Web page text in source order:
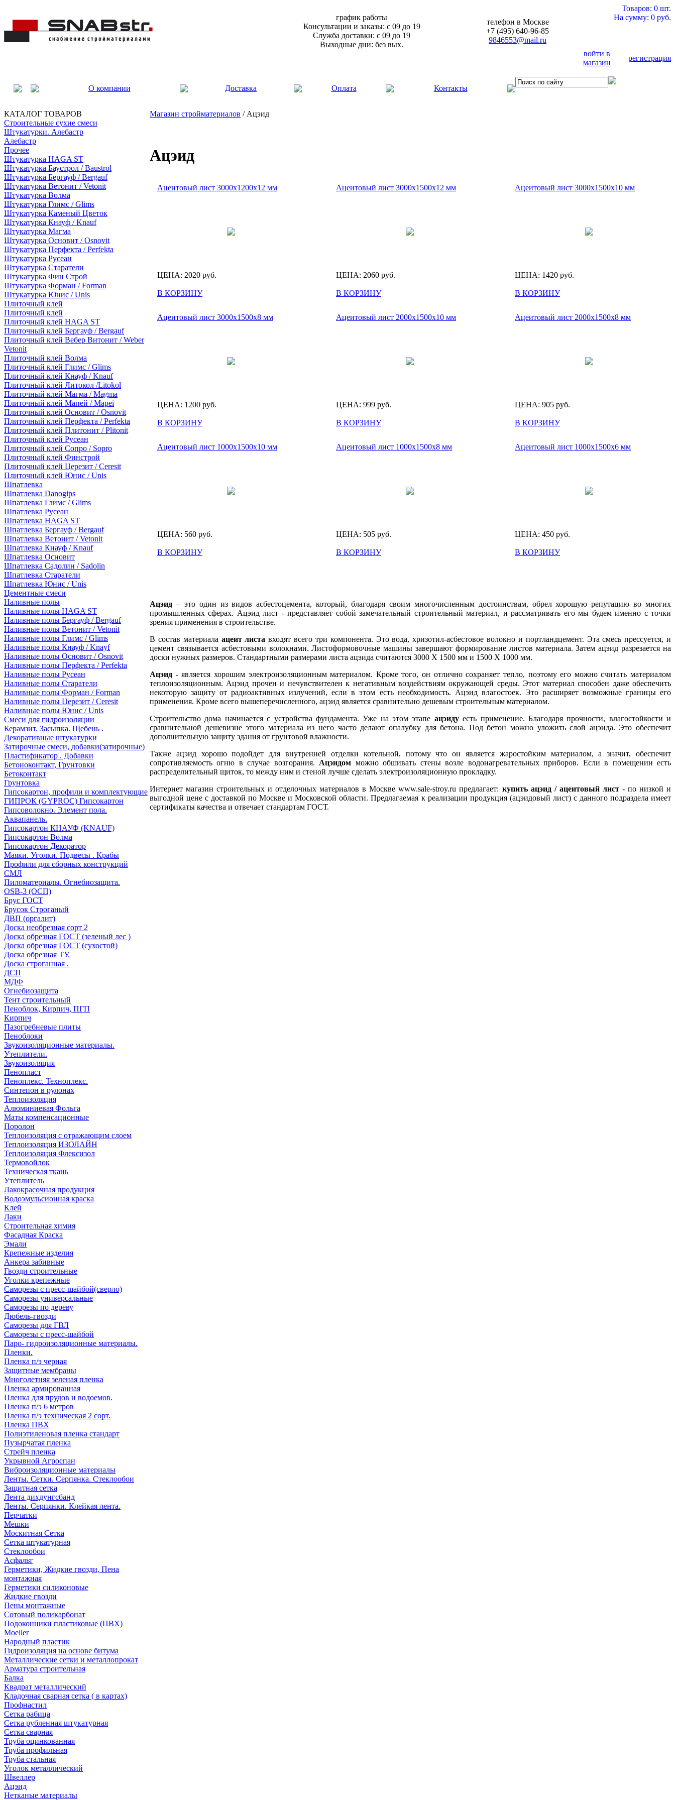
график работы
Консультации и заказы: с 09 до 19
Служба доставки: с 09 до 19
Выходные дни: без вых.
телефон в Москве
+7 (495) 640-96-85
9846553@mail.ru
Товаров: 0 шт.
На сумму: 0 руб.
войти в
магазин
регистрация
О компании Доставка Оплата Контакты
КАТАЛОГ ТОВАРОВ
Строительные сухие смеси
Штукатурки. Алебастр
Алебастр
Прочее
Штукатурка HAGA ST
Штукатурка Баустрол / Baustrol
Штукатурка Бергауф / Bergauf
Штукатурка Ветонит / Vetonit
Штукатурка Волма
Штукатурка Глимс / Glims
Штукатурка Каменый Цветок
Штукатурка Кнауф / Knauf
Штукатурка Магма
Штукатурка Основит / Osnovit
Штукатурка Перфекта / Perfekta
Штукатурка Русеан
Штукатурка Старатели
Штукатурка Фин Строй
Штукатурка Форман / Forman
Штукатурка Юнис / Unis
Плиточный клей
Плиточный клей
Плиточный клей HAGA ST
Плиточный клей Бергауф / Bergauf
Плиточный клей Вебер Внтонит / Weber
Vetonit
Плиточный клей Волма
Плиточный клей Глимс / Glims
Плиточный клей Кнауф / Knauf
Плиточный клей Литокол /Litokol
Плиточный клей Магма / Magma
Плиточный клей Мапей / Mapei
Плиточный клей Основит / Osnovit
Плиточный клей Перфекта / Perfekta
Плиточный клей Плитонит / Plitonit
Плиточный клей Русеан
Плиточный клей Сопро / Sopro
Плиточный клей Финстрой
Плиточный клей Церезит / Ceresit
Плиточный клей Юнис / Unis
Шпатлевка
Шпатлевка Danogips
Шпатлевка Глимс / Glims
Шпатлевка Русеан
Шпатлевка HAGA ST
Шпатлевка Бергауф / Bergauf
Шпатлевка Ветонит / Vetonit
Шпатлевка Кнауф / Knauf
Шпатлевка Основит
Шпатлевка Садолин / Sadolin
Шпатлевка Старатели
Шпатлевка Юнис / Unis
Цементные смеси
Наливные полы
Наливные полы HAGA ST
Наливные полы Бергауф / Bergauf
Наливные полы Ветонит / Vetonit
Наливные полы Глимс / Glims
Наливные полы Кнауф / Knayf
Наливные полы Основит / Osnovit
Наливные полы Перфекта / Perfekta
Наливные полы Русеан
Наливные полы Старатели
Наливные полы Форман / Forman
Наливные полы Церезит / Ceresit
Наливные полы Юнис / Unis
Смеси для гидроизоляции
Керамзит. Засыпка. Щебень .
Декоративные штукатурки
Затирочные смеси, добавки(затирочные)
Пластификатор . Добавки
Бетоноконтакт, Грунтовки
Бетоконтакт
Грунтовка
Гипсокартон, профили и комплектующие
ГИПРОК (GYPROC) Гипсокартон
Гипсоволокно. Элемент пола.
Аквапанель.
Гипсокартон КНАУФ (KNAUF)
Гипсокартон Волма
Гипсокартон Декоратор
Маяки. Уголки. Подвесы . Крабы
Профили для сборных конструкций
СМЛ
Пиломатериалы. Огнебиозащита.
OSB-3 (ОСП)
Брус ГОСТ
Брусок Строганый
ДВП (оргалит)
Доска необрезная сорт 2
Доска обрезная ГОСТ (зеленый лес )
Доска обрезная ГОСТ (сухостой)
Доска обрезная ТУ.
Доска строганная .
ДСП
МДФ
Огнебиозащита
Тент строительный
Пеноблок, Кирпич, ПГП
Кирпич
Пазогребневые плиты
Пеноблоки
Звукоизоляционные материалы.
Утеплители.
Звукоизоляция
Пенопласт
Пеноплекс. Техноплекс.
Синтепон в рулонах
Теплоизоляция
Алюминиевая Фольга
Маты компенсационные
Поролон
Теплоизоляция с отражающим слоем
Теплоизоляция ИЗОЛАЙН
Теплоизоляция Флексизол
Термовойлок
Техническая ткань
Утеплитель
Лакокрасочная продукция
Водоэмульсионная краска
Клей
Лаки
Строительная химия
Фасадная Краска
Эмали
Крепежные изделия
Анкера забивные
Гвозди строительные
Уголки крепежные
Саморезы с пресс-шайбой(сверло)
Саморезы универсальные
Саморезы по дереву
Дюбель-гвозди
Саморезы для ГВЛ
Саморезы с пресс-шайбой
Паро- гидроизоляционные материалы.
Пленки.
Пленка п/э черная
Защитные мембраны
Многолетняя зеленая пленка
Пленка армированная
Пленка для прудов и водоемов.
Пленка п/э 6 метров
Пленка п/э техническая 2 сорт.
Пленка ПВХ
Полиэтиленовая пленка стандарт
Пузырчатая пленка
Стрейч пленка
Укрывной Агроспан
Виброизоляционные материалы
Ленты. Сетки. Серпянка. Стеклообои
Защитная сетка
Лента дихдунгсбанд
Ленты. Серпянки. Клейкая лента.
Перчатки
Мешки
Москитная Сетка
Сетка штукатурная
Стеклообои
Асфальт
Герметики, Жидкие гвозди, Пена
монтажная
Герметики силиконовые
Жидкие гвозди
Пены монтажные
Сотовый поликарбонат
Подоконники пластиковые (ПВХ)
Moeller
Народный пластик
Гидроизоляция на основе битума
Металлические сетки и металлопрокат
Арматура строительная
Балка
Квадрат металлический
Кладочная сварная сетка ( в картах)
Профнастил
Сетка рабица
Сетка рубленная штукатурная
Сетка сварная
Труба оцинкованная
Труба профильная
Труба стальная
Уголок металлический
Швеллер
Ацэид
Нетканые материалы
Магазин стройматериалов / Ацэид
Ацэид
Ацеитовый лист 3000х1200х12 мм
ЦЕНА: 2020 руб.
В КОРЗИНУ
Ацеитовый лист 3000х1500х12 мм
ЦЕНА: 2060 руб.
В КОРЗИНУ
Ацеитовый лист 3000х1500х10 мм
ЦЕНА: 1420 руб.
В КОРЗИНУ
Ацеитовый лист 3000х1500х8 мм
ЦЕНА: 1200 руб.
В КОРЗИНУ
Ацеитовый лист 2000х1500х10 мм
ЦЕНА: 999 руб.
В КОРЗИНУ
Ацеитовый лист 2000х1500х8 мм
ЦЕНА: 905 руб.
В КОРЗИНУ
Ацеитовый лист 1000х1500х10 мм
ЦЕНА: 560 руб.
В КОРЗИНУ
Ацеитовый лист 1000х1500х8 мм
ЦЕНА: 505 руб.
В КОРЗИНУ
Ацеитовый лист 1000х1500х6 мм
ЦЕНА: 450 руб.
В КОРЗИНУ
Ацэид – это один из видов асбестоцемента, который, благодаря своим многочисленным достоинствам, обрел хорошую репутацию во многих
промышленных сферах. Ацэид лист - представляет собой замечательный строительный материал, и рассматривать его мы будем именно с точки
зрения применения в строительстве.
В состав материала ацеит листа входят всего три компонента. Это вода, хризотил-асбестовое волокно и портландцемент. Эта смесь прессуется, и
цемент связывается асбестовыми волокнами. Листоформовочные машины завершают формирование листов материала. Затем ацэид разрезается на
доски нужных размеров. Стандартными размерами листа ацэида считаются 3000 X 1500 мм и 1500 X 1000 мм.
Ацэид - является хорошим электроизоляционным материалом. Кроме того, он отлично сохраняет тепло, поэтому его можно считать материалом
теплоизоляционным. Ацэид прочен и нечувствителен к негативным воздействиям окружающей среды. Этот материал способен даже обеспечить
некоторую защиту от радиоактивных излучений, если в этом есть необходимость. Ацэид влагостоек. Это расширяет возможные границы его
применения. Кроме всего вышеперечисленного, ацэид является сравнительно дешевым строительным материалом.
Строительство дома начинается с устройства фундамента. Уже на этом этапе ацэидуесть применение. Благодаря прочности, влагостойкости и
сравнительной дешевизне этого материала из него часто делают опалубку для бетона. Под бетон можно уложить слой ацэида. Это обеспечит
дополнительную защиту здания от грунтовой влажности.
Также ацэид хорошо подойдет для внутренней отделки котельной, потому что он является жаростойким материалом, а значит, обеспечит
сопротивляемость огню в случае возгорания. Ацэидом можно обшивать стены возле водонагревательных приборов. Если в помещении есть
распределительный щиток, то между ним и стеной лучше сделать электроизоляционную прокладку.
Интернет магазин строительных и отделочных материалов в Москве www.sale-stroy.ru предлагает: купить ацэид / ацеитовый лист- по низкой и
выгодной цене с доставкой по Москве и Московской области. Предлагаемая к реализации продукция (ацэидовый лист) с данного подраздела имеет
сертификаты качества и отвечает стандартам ГОСТ.